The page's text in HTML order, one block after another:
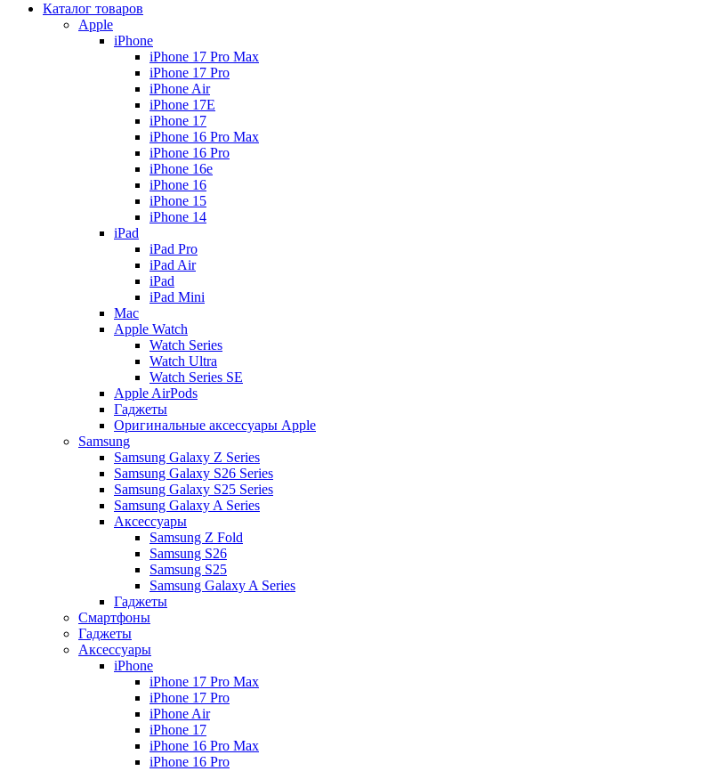
Каталог товаров
Apple
iPhone
iPhone 17 Pro Max
iPhone 17 Pro
iPhone Air
iPhone 17E
iPhone 17
iPhone 16 Pro Max
iPhone 16 Pro
iPhone 16e
iPhone 16
iPhone 15
iPhone 14
iPad
iPad Pro
iPad Air
iPad
iPad Mini
Mac
Apple Watch
Watch Series
Watch Ultra
Watch Series SE
Apple AirPods
Гаджеты
Оригинальные аксессуары Apple
Samsung
Samsung Galaxy Z Series
Samsung Galaxy S26 Series
Samsung Galaxy S25 Series
Samsung Galaxy A Series
Аксессуары
Samsung Z Fold
Samsung S26
Samsung S25
Samsung Galaxy A Series
Гаджеты
Смартфоны
Гаджеты
Аксессуары
iPhone
iPhone 17 Pro Max
iPhone 17 Pro
iPhone Air
iPhone 17
iPhone 16 Pro Max
iPhone 16 Pro